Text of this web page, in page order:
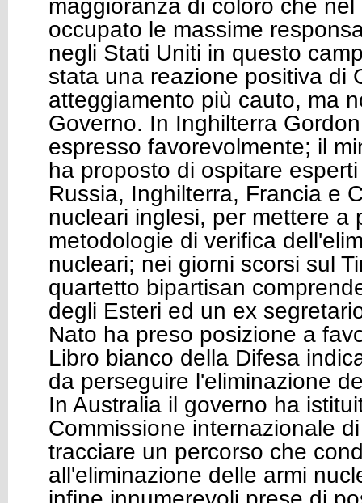
maggioranza di coloro che
occupato le massime
negli Stati Uniti in questo
stata una reazione positiva di
atteggiamento più cauto, ma
Governo. In Inghilterra
espresso favorevolmente; il
ha proposto di ospitare
Russia, Inghilterra, Francia e
nucleari inglesi, per mettere a
metodologie di verifica
nucleari; nei giorni scorsi sul
quartetto bipartisan
degli Esteri ed un ex
Nato ha preso posizione a
Libro bianco della Difesa
da perseguire l'eliminazione
In Australia il governo ha
Commissione internazionale
tracciare un percorso che
all'eliminazione delle armi